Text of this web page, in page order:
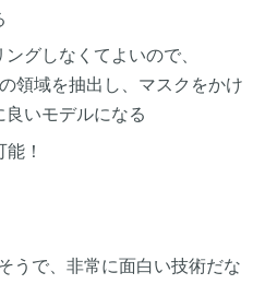
グしなくてよいので、
領域を抽出し、マスクをかけ
良いモデルになる
！
うで、非常に面白い技術だな